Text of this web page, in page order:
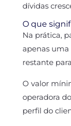
dívidas
O que
Na prática,
apenas
restante
O valor
operadora
perfil do